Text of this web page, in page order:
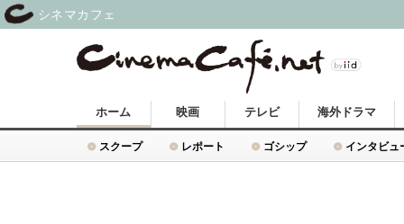
ホーム
スクープ レポート ゴシップ インタビュ
映画 テレビ 海外ドラマ
シネマカフェ